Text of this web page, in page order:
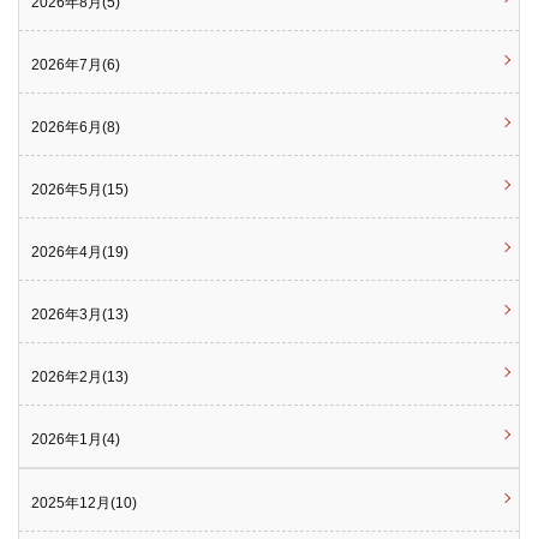
2026年7月(6)
2026年6月(8)
2026年5月(15)
2026年4月(19)
2026年3月(13)
2026年2月(13)
2026年1月(4)
2025年12月(10)